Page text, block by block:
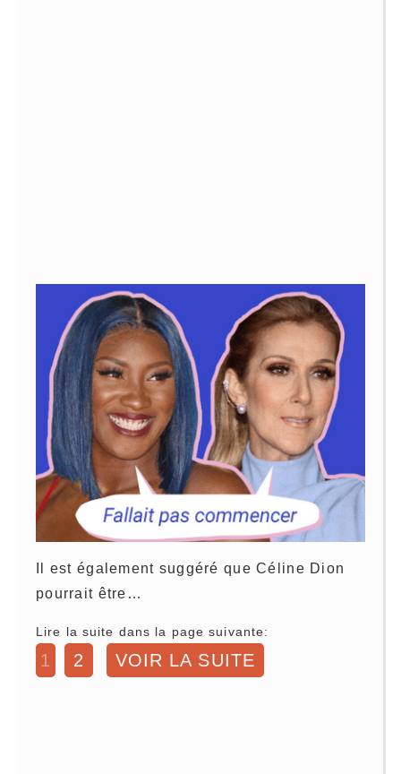
Il est également suggéré que Céline Dion
pourrait être…
Lire la suite dans la page suivante:
1 2 VOIR LA SUITE